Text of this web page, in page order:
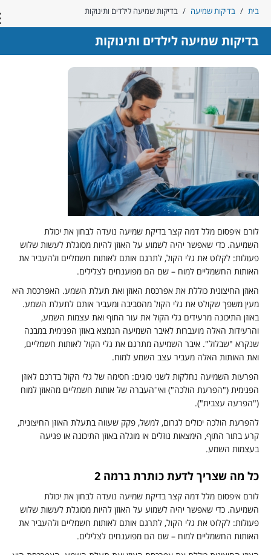
/ בדיקות שמיעה / בדיקות שמיעה לילדים ותינוקות
שמיעה לילדים ותינוקות
איפסום מלל דמה קצר בדיקת שמיעה נועדה לבחון את יכולת
כדי שאפשר יהיה לשמוע על האוזן להיות מסוגלת לעשות שלוש
לקלוט את גלי הקול, לתרגם אותם לאותות חשמליים ולהעביר את
החשמליים למוח – שם הם מפוענחים לצלילים.
החיצונית כוללת את אפרכסת האוזן ואת תעלת השמע. האפרכסת היא
משפך שקולט את גלי הקול מהסביבה ומעביר אותם לתעלת השמע.
התיכונה מרעידים גלי הקול את עור התוף ואת עצמות השמע,
האלה מועברות לאיבר השמיעה הנמצא באוזן הפנימית במבנה
"שבלול". איבר השמיעה מתרגם את גלי הקול לאותות חשמליים,
האותות האלה מעביר עצב השמע למוח.
השמיעה נחלקות לשני סוגים: חסימה של גלי הקול בדרכם לאוזן
("הפרעת הולכה") ואי־העברה של אותות חשמליים מהאוזן למוח
עצבית").
הולכה יכולים לגרום, למשל, פקק שעווה בתעלת האוזן החיצונית,
בתור התוף, הימצאות נוזלים או מוגלה באוזן התיכונה או פגיעה
השמע.
מה שצריך לדעת כותרת ברמה 2
איפסום מלל דמה קצר בדיקת שמיעה נועדה לבחון את יכולת
כדי שאפשר יהיה לשמוע על האוזן להיות מסוגלת לעשות שלוש
לקלוט את גלי הקול, לתרגם אותם לאותות חשמליים ולהעביר את
החשמליים למוח – שם הם מפוענחים לצלילים.